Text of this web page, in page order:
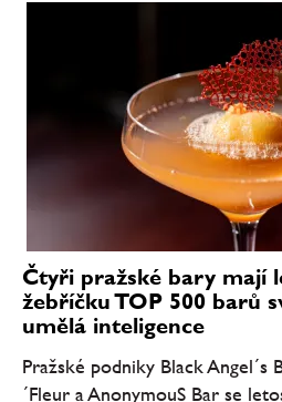
Čtyři pražské bary mají
žebříčku TOP 500 barů
umělá inteligence
Pražské podniky Black Angel´s
´Fleur a AnonymouS Bar se